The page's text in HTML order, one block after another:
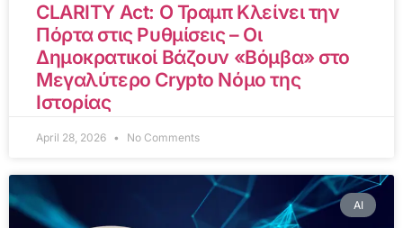
CLARITY Act: Ο Τραμπ Κλείνει την
Πόρτα στις Ρυθμίσεις – Οι
Δημοκρατικοί Βάζουν «Βόμβα» στο
Μεγαλύτερο Crypto Νόμο της
Ιστορίας
April 28, 2026 No Comments
AI